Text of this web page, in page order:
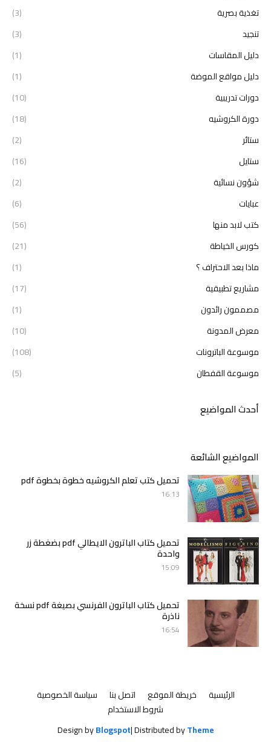
تغذية بصرية
(3)
تنجيد
(3)
دليل المقاسات
(1)
دليل مواقع الموضة
(1)
دورات تدريبية
(10)
دورة الكروشيه
(18)
ستائر
(2)
ستايل
(16)
شؤون نسائية
(2)
عبايات
(6)
كتب لابد منها
(56)
كورس الخياطة
(21)
ماذا بعد الاحتراف ؟
(1)
مشاريع تطبيقية
(17)
مصممون رائدون
(1)
معرض المدونة
(10)
موسوعة الباترونات
(108)
موسوعة القفطان
(5)
أحدث المواضيع
المواضيع الشائعة
تحميل كتب تعلم الكروشيه خطوة بخطوة pdf
16:13
تحميل كتاب الباترون الايطالي pdf بضغطة زر
واحدة
15:09
تحميل كتاب الباترون الفرنسي بصيغة pdf نسخة
ناذرة
16:54
Design byBlogspot| Distributed byTheme
الرئيسية خريطة الموقع اتصل بنا
سياسة الخصوصية
شروط الاستخدام